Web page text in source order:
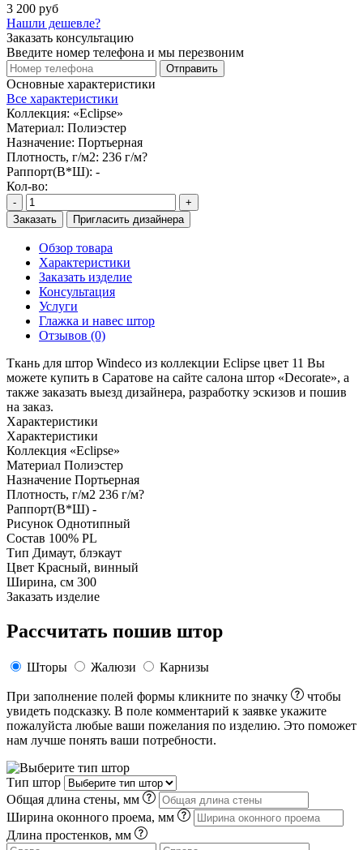
3 200 руб
Нашли дешевле?
Заказать консультацию
Введите номер телефона и мы перезвоним
Отправить
Основные характеристики
Все характеристики
Коллекция: «Eclipse»
Материал: Полиэстер
Назначение: Портьерная
Плотность, г/м2: 236 г/м?
Раппорт(В*Ш): -
Кол-во:
-
+
Заказать
Пригласить дизайнера
Обзор товара
Характеристики
Заказать изделие
Консультация
Услуги
Глажка и навес штор
Отзывов (0)
Ткань для штор Windeco из коллекции Eclipse цвет 11 Вы
можете купить в Саратове на сайте салона штор «Decorate», а
также заказать выезд дизайнера, разработку эскизов и пошив
на заказ.
Характеристики
Характеристики
Коллекция «Eclipse»
Материал Полиэстер
Назначение Портьерная
Плотность, г/м2 236 г/м?
Раппорт(В*Ш) -
Рисунок Однотипный
Состав 100% PL
Тип Димаут, блэкаут
Цвет Красный, винный
Ширина, см 300
Заказать изделие
Рассчитать пошив штор
Шторы Жалюзи Карнизы
При заполнение полей формы кликните по значку
чтобы
увидеть подсказку. В поле комментарий к заявке укажите
пожалуйста любые ваши пожелания по изделию. Это поможет
нам лучше понять ваши потребности.
Тип штор
Общая длина стены, мм
Ширина оконного проема, мм
Длина простенков, мм